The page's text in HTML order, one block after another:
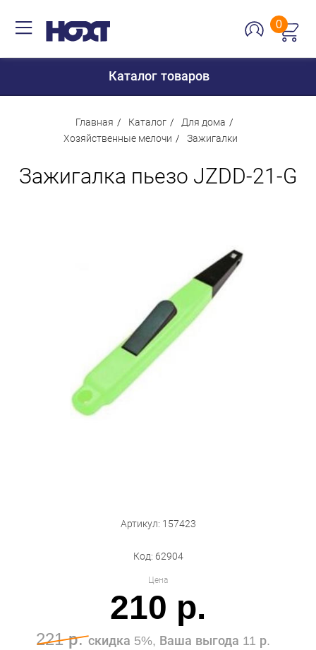
0
Каталог товаров
Для кухни
Обувь для дома и дачи
Главная Каталог
Для дома
Хозяйственные мелочи
Зажигалки
Зажигалка пьезо JZDD-21-G
Артикул: 157423
Код: 62904
Цена
210 р.
221 р.скидка 5%, Ваша выгода 11 р.